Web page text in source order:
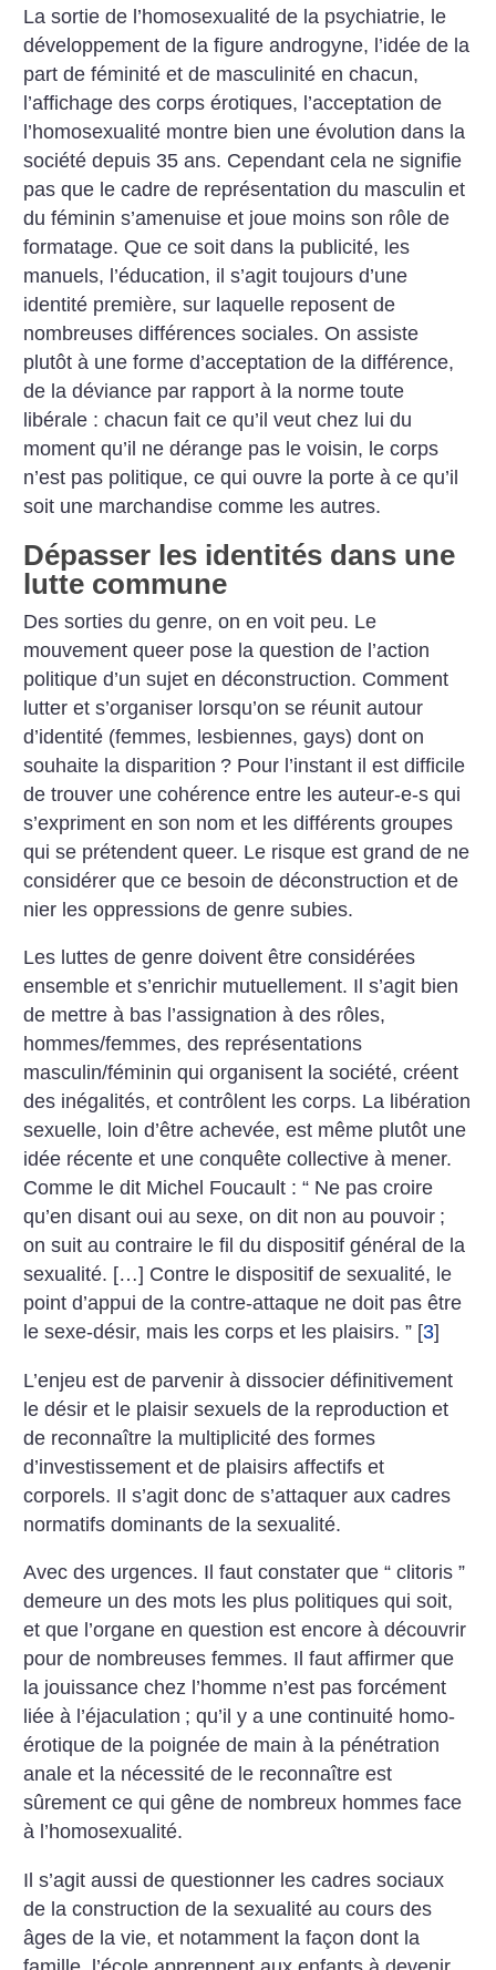
La sortie de l’homosexualité de la psychiatrie, le
développement de la figure androgyne, l’idée de la
part de féminité et de masculinité en chacun,
l’affichage des corps érotiques, l’acceptation de
l’homosexualité montre bien une évolution dans la
société depuis 35 ans. Cependant cela ne signifie
pas que le cadre de représentation du masculin et
du féminin s’amenuise et joue moins son rôle de
formatage. Que ce soit dans la publicité, les
manuels, l’éducation, il s’agit toujours d’une
identité première, sur laquelle reposent de
nombreuses différences sociales. On assiste
plutôt à une forme d’acceptation de la différence,
de la déviance par rapport à la norme toute
libérale : chacun fait ce qu’il veut chez lui du
moment qu’il ne dérange pas le voisin, le corps
n’est pas politique, ce qui ouvre la porte à ce qu’il
soit une marchandise comme les autres.
Dépasser les identités dans une
lutte commune
Des sorties du genre, on en voit peu. Le
mouvement queer pose la question de l’action
politique d’un sujet en déconstruction. Comment
lutter et s’organiser lorsqu’on se réunit autour
d’identité (femmes, lesbiennes, gays) dont on
souhaite la disparition ? Pour l’instant il est difficile
de trouver une cohérence entre les auteur-e-s qui
s’expriment en son nom et les différents groupes
qui se prétendent queer. Le risque est grand de ne
considérer que ce besoin de déconstruction et de
nier les oppressions de genre subies.
Les luttes de genre doivent être considérées
ensemble et s’enrichir mutuellement. Il s’agit bien
de mettre à bas l’assignation à des rôles,
hommes/femmes, des représentations
masculin/féminin qui organisent la société, créent
des inégalités, et contrôlent les corps. La libération
sexuelle, loin d’être achevée, est même plutôt une
idée récente et une conquête collective à mener.
Comme le dit Michel Foucault : “ Ne pas croire
qu’en disant oui au sexe, on dit non au pouvoir ;
on suit au contraire le fil du dispositif général de la
sexualité. […] Contre le dispositif de sexualité, le
point d’appui de la contre-attaque ne doit pas être
le sexe-désir, mais les corps et les plaisirs. ” [3]
L’enjeu est de parvenir à dissocier définitivement
le désir et le plaisir sexuels de la reproduction et
de reconnaître la multiplicité des formes
d’investissement et de plaisirs affectifs et
corporels. Il s’agit donc de s’attaquer aux cadres
normatifs dominants de la sexualité.
Avec des urgences. Il faut constater que “ clitoris ”
demeure un des mots les plus politiques qui soit,
et que l’organe en question est encore à découvrir
pour de nombreuses femmes. Il faut affirmer que
la jouissance chez l’homme n’est pas forcément
liée à l’éjaculation ; qu’il y a une continuité homo-
érotique de la poignée de main à la pénétration
anale et la nécessité de le reconnaître est
sûrement ce qui gêne de nombreux hommes face
à l’homosexualité.
Il s’agit aussi de questionner les cadres sociaux
de la construction de la sexualité au cours des
âges de la vie, et notamment la façon dont la